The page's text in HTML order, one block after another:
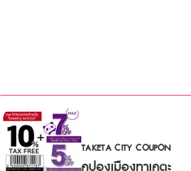
TAKETA CITY COUPON